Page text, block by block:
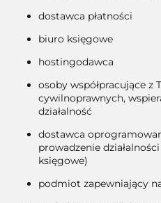
dostawca płatności
biuro księgowe
hostingodawca
osoby współpracujące z
cywilnoprawnych,
działalność
dostawca
prowadzenie
księgowe)
podmiot zapewniający